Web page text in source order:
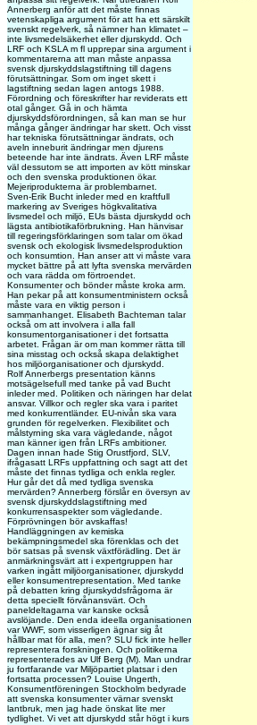
Annerberg anför att det måste finnas
vetenskapliga argument för att ha ett särskilt
svenskt regelverk, så nämner han klimatet –
inte livsmedelsäkerhet eller djurskydd. Och
LRF och KSLA m fl upprepar sina argument i
kommentarerna att man måste anpassa
svensk djurskyddslagstiftning till dagens
förutsättningar. Som om inget skett i
lagstiftning sedan lagen antogs 1988.
Förordning och föreskrifter har reviderats ett
otal gånger. Gå in och hämta
djurskyddsförordningen, så kan man se hur
många gånger ändringar har skett. Och visst
har tekniska förutsättningar ändrats, och
aveln inneburit ändringar men djurens
beteende har inte ändrats. Även LRF måste
väl dessutom se att importen av kött minskar
och den svenska produktionen ökar.
Mejeriprodukterna är problembarnet.
Sven-Erik Bucht inleder med en kraftfull
markering av Sveriges högkvalitativa
livsmedel och miljö, EUs bästa djurskydd och
lägsta antibiotikaförbrukning. Han hänvisar
till regeringsförklaringen som talar om ökad
svensk och ekologisk livsmedelsproduktion
och konsumtion. Han anser att vi måste vara
mycket bättre på att lyfta svenska mervärden
och vara rädda om förtroendet.
Konsumenter och bönder måste kroka arm.
Han pekar på att konsumentministern också
måste vara en viktig person i
sammanhanget. Elisabeth Bachteman talar
också om att involvera i alla fall
konsumentorganisationer i det fortsatta
arbetet. Frågan är om man kommer rätta till
sina misstag och också skapa delaktighet
hos miljöorganisationer och djurskydd.
Rolf Annerbergs presentation känns
motsägelsefull med tanke på vad Bucht
inleder med. Politiken och näringen har delat
ansvar. Villkor och regler ska vara i paritet
med konkurrentländer. EU-nivån ska vara
grunden för regelverken. Flexibilitet och
målstyrning ska vara vägledande, något
man känner igen från LRFs ambitioner.
Dagen innan hade Stig Orustfjord, SLV,
ifrågasatt LRFs uppfattning och sagt att det
måste det finnas tydliga och enkla regler.
Hur går det då med tydliga svenska
mervärden? Annerberg förslår en översyn av
svensk djurskyddslagstiftning med
konkurrensaspekter som vägledande.
Förprövningen bör avskaffas!
Handläggningen av kemiska
bekämpningsmedel ska förenklas och det
bör satsas på svensk växtförädling. Det är
anmärkningsvärt att i expertgruppen har
varken ingått miljöorganisationer, djurskydd
eller konsumentrepresentation. Med tanke
på debatten kring djurskyddsfrågorna är
detta speciellt förvånansvärt. Och
paneldeltagarna var kanske också
avslöjande. Den enda ideella organisationen
var WWF, som visserligen ägnar sig åt
hållbar mat för alla, men? SLU fick inte heller
representera forskningen. Och politikerna
representerades av Ulf Berg (M). Man undrar
ju fortfarande var Miljöpartiet platsar i den
fortsatta processen? Louise Ungerth,
Konsumentföreningen Stockholm bedyrade
att svenska konsumenter värnar svenskt
lantbruk, men jag hade önskat lite mer
tydlighet. Vi vet att djurskydd står högt i kurs